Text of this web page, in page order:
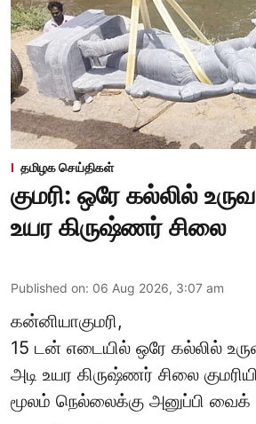
தமிழக செய்திகள்
குமரி: ஒரே கல்லில்
உயர கிருஷ்ணர் சிலை
Published on: 06 Aug 2026, 3:07 am
கன்னியாகுமரி,
15 டன் எடையில் ஒரே கல்லில்
அடி உயர கிருஷ்ணர் சிலை
மூலம் நெல்லைக்கு அனுப்பி வைக்